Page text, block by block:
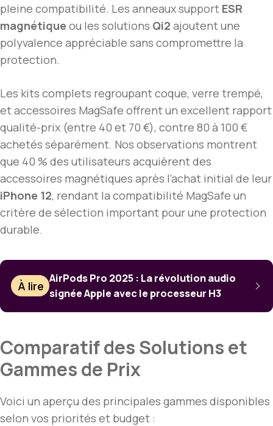
pleine compatibilité. Les anneaux support ESR
magnétique ou les solutions Qi2 ajoutent une
polyvalence appréciable sans compromettre la
protection.
Les kits complets regroupant coque, verre trempé,
et accessoires MagSafe offrent un excellent rapport
qualité-prix (entre 40 et 70 €), contre 80 à 100 €
achetés séparément. Nos observations montrent
que 40 % des utilisateurs acquièrent des
accessoires magnétiques après l’achat initial de leur
iPhone 12, rendant la compatibilité MagSafe un
critère de sélection important pour une protection
durable.
À lire
AirPods Pro 2025 : La révolution audio
signée Apple avec le processeur H3
Comparatif des Solutions et
Gammes de Prix
Voici un aperçu des principales gammes disponibles
selon vos priorités et budget :